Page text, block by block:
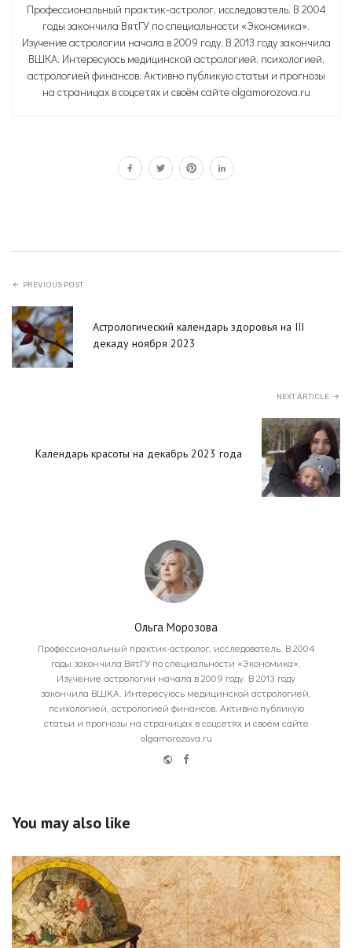
Профессиональный практик-астролог, исследователь. В 2004
годы закончила ВятГУ по специальности «Экономика».
Изучение астрологии начала в 2009 году. В 2013 году закончила
ВШКА. Интересуюсь медицинской астрологией, психологией,
астрологией финансов. Активно публикую статьи и прогнозы
на страницах в соцсетях и своём сайте olgamorozova.ru
PREVIOUS POST
Астрологический календарь здоровья на III
декаду ноября 2023
NEXT ARTICLE
Календарь красоты на декабрь 2023 года
Ольга Морозова
Профессиональный практик-астролог, исследователь. В 2004
годы закончила ВятГУ по специальности «Экономика».
Изучение астрологии начала в 2009 году. В 2013 году
закончила ВШКА. Интересуюсь медицинской астрологией,
психологией, астрологией финансов. Активно публикую
статьи и прогнозы на страницах в соцсетях и своём сайте
olgamorozova.ru
WebsiteFacebook
You may also like